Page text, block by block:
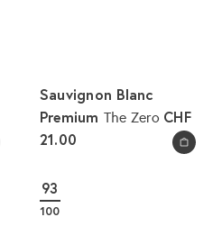
In den Warenkorb legen
Sauvignon Blanc
Premium The Zero CHF
21.00
93
100